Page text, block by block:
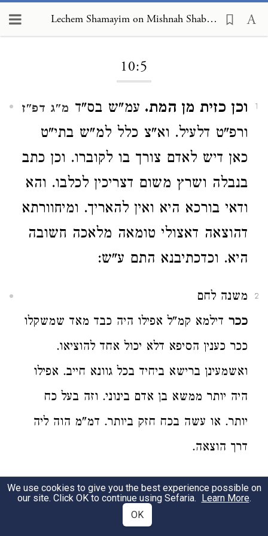
Lechem Shamayim on Mishnah Shabbat 10:5
10:5
1 וכן כזית מן המת. עמ"ש בס"ד מ"ג דפ"ז
ורפ"ט דלעיל. וא"צ כלל למ"ש בתי"ט
כאן דיש לאדם צורך בו לקוברו. וכן כתב
בנבלה ושרץ משום דצריכין לכלבו. והא
ודאי בורכא היא ואין להאריך. ומיחוורתא
דהוצאה דאצולי טומאה מלאכה חשובה
היא. וכדכתיבנא התם ע"ש:
2
משנה לחם
ככר דילמא קמ"ל אפילו היה כבד מאד שמשקלו
ככר כענין הסיפא דלא יכול אחד להוציאו.
ואשמעינן ברישא ביחיד בכל גוונא חייב. אפילו
היה יותר ממשא בן אדם בינוני. וזה בעל כח
יותר. או עשה בכח חזק ביותר. דמ"מ הוה ליה
דרך הוצאה.
3
משנה לחם
נראה פשוט אפילו מת נכרי לכ"ע. דהא
We use cookies to give you the best experience possible on
our site. Click OK to continue using Sefaria. Learn More.
OK